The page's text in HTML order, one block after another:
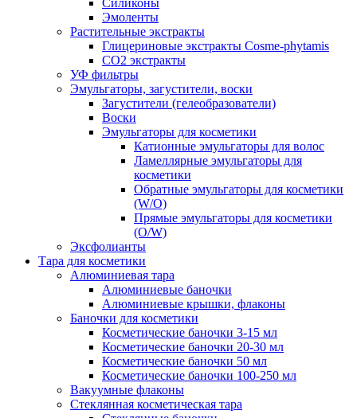
Силиконы
Эмоленты
Растительные экстракты
Глицериновые экстракты Cosme-phytamis
СО2 экстракты
УФ фильтры
Эмульгаторы, загустители, воски
Загустители (гелеобразователи)
Воски
Эмульгаторы для косметики
Катионные эмульгаторы для волос
Ламеллярные эмульгаторы для
косметики
Обратные эмульгаторы для косметики
(W/O)
Прямые эмульгаторы для косметики
(O/W)
Эксфолианты
Тара для косметики
Алюминиевая тара
Алюминиевые баночки
Алюминиевые крышки, флаконы
Баночки для косметики
Косметические баночки 3-15 мл
Косметические баночки 20-30 мл
Косметические баночки 50 мл
Косметические баночки 100-250 мл
Вакуумные флаконы
Стеклянная косметическая тара